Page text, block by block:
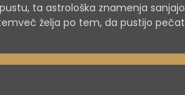
ta astrološka znamenja
želja po tem, da pustijo